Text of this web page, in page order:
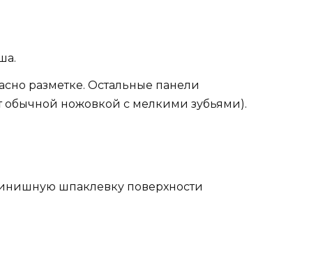
разметке. Остальные панели
ножовкой с мелкими зубьями).
шпаклевку поверхности